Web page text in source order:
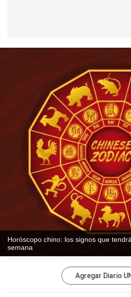
Horóscopo chino: los signos que
semana
Agregar Diario